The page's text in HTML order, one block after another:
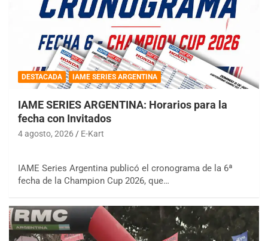
DESTACADA IAME SERIES ARGENTINA
IAME SERIES ARGENTINA: Horarios para la
fecha con Invitados
4 agosto, 2026 E-Kart
IAME Series Argentina publicó el cronograma de la 6ª
fecha de la Champion Cup 2026, que…